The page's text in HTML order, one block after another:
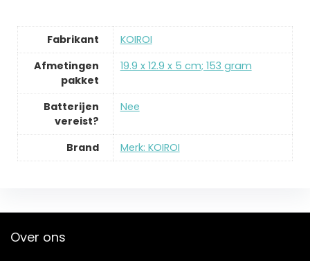
Fabrikant
‎KOIROI
Afmetingen
pakket
‎19.9 x 12.9 x 5 cm; 153 gram
Batterijen
vereist?
‎Nee
Brand Merk: KOIROI
Over ons